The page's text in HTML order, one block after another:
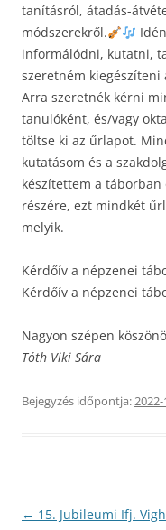
tanításról, átadás-
módszerekről.
informálódni, kutatni,
szeretném
Arra szeretnék kérni
tanulóként, és/vagy
töltse ki az űrlapot.
kutatásom és a
készítettem a
részére, ezt mindkét
melyik.
Kérdőív a népzenei
Kérdőív a népzenei
Nagyon szépen
Tóth Viki Sára
Bejegyzés időpontja:
Bejegyzés
← 15. Jubileumi Ifj. Vigh